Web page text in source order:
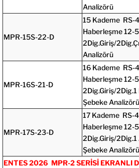
Analizörü
MPR-15S-22-D
15 Kademe RS-
Haberleşme 12-
2Dig.Giriş/
Analizörü
MPR-16S-21-D
16 Kademe RS-
Haberleşme 12-
2Dig.Giriş/2Dig.1
Şebeke Analizörü
MPR-17S-23-D
17 Kademe RS-
Haberleşme 12-
2Dig.Giriş/2Dig.1
Şebeke Analizörü
ENTES 2026 MPR-2 SERİSİ EKRANLI